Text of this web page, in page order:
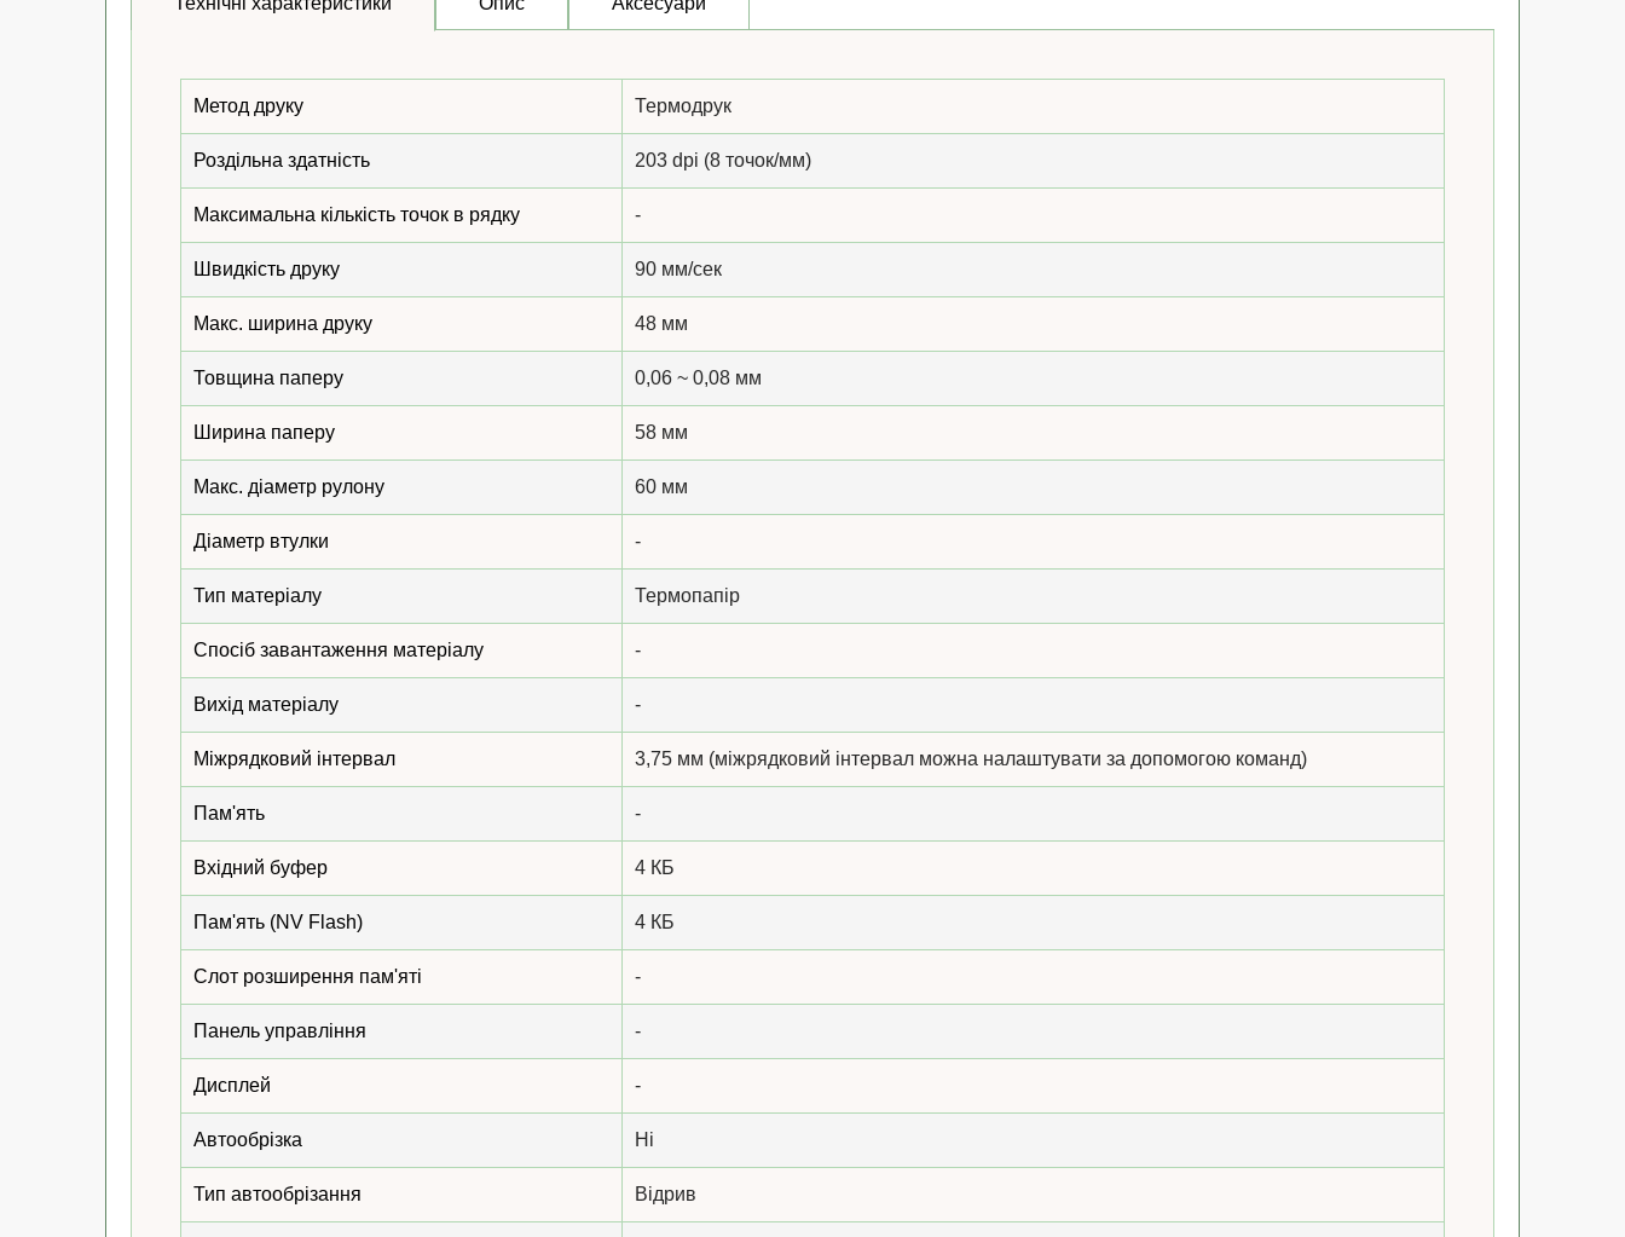
Метод друку Термодрук
Роздільна здатність 203 dpi (8 точок/мм)
Максимальна кількість точок в рядку -
Швидкість друку 90 мм/сек
Макс. ширина друку 48 мм
Товщина паперу 0,06 ~ 0,08 мм
Ширина паперу 58 мм
Макс. діаметр рулону 60 мм
Діаметр втулки -
Тип матеріалу Термопапір
Спосіб завантаження матеріалу -
Вихід матеріалу -
Міжрядковий інтервал 3,75 мм (міжрядковий інтервал можна налаштувати за допомогою команд)
Пам'ять -
Вхідний буфер 4 КБ
Пам'ять (NV Flash) 4 КБ
Слот розширення пам'яті -
Панель управління -
Дисплей -
Автообрізка Ні
Тип автообрізання Відрив